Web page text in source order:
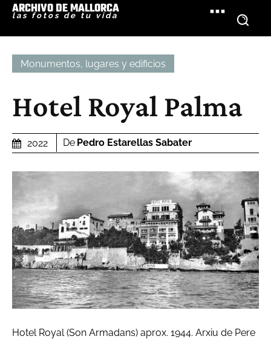
ARCHIVO DE MALLORCA
las fotos de tu vida
Monumentos, lugares y edificios
Hotel Royal Palma
2022 De Pedro Estarellas Sabater
Hotel Royal (Son Armadans) aprox. 1944. Arxiu de Pere